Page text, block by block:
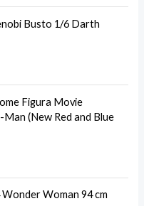
Busto 1/6 Darth
Figura Movie
(New Red and Blue
Woman 94 cm